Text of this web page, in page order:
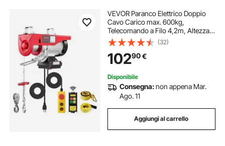
VEVOR Paranco Elettrico Doppio
Cavo Carico max. 600kg,
Telecomando a Filo 4,2m, Altezza
di Sollevamento Cavo Singolo 12m,
Paranco Arresto di Emergenza,
Sollevatore per Garage, Magazzino,
Fabbrica
(32)
10290€
Disponibile
Consegna:non appena Mar.
Ago. 11
Aggiungi al carrello